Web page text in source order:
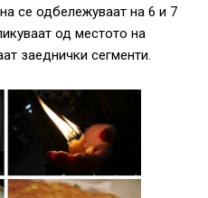
се одбележуваат на 6 и 7
од местото на
заеднички сегменти.